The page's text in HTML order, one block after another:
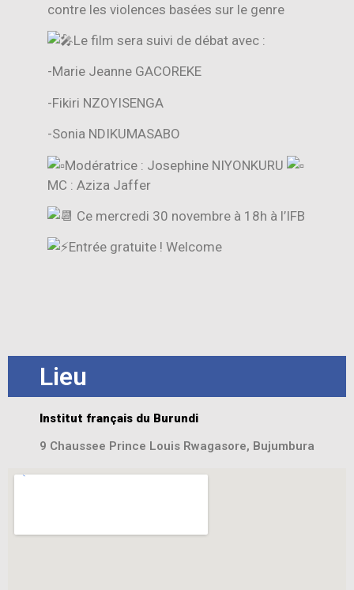
contre les violences basées sur le genre
Le film sera suivi de débat avec :
-Marie Jeanne GACOREKE
-Fikiri NZOYISENGA
-Sonia NDIKUMASABO
Modératrice : Josephine NIYONKURU
MC : Aziza Jaffer
Ce mercredi 30 novembre à 18h à l’IFB
Entrée gratuite ! Welcome
Lieu
Institut français du Burundi
9 Chaussee Prince Louis Rwagasore, Bujumbura